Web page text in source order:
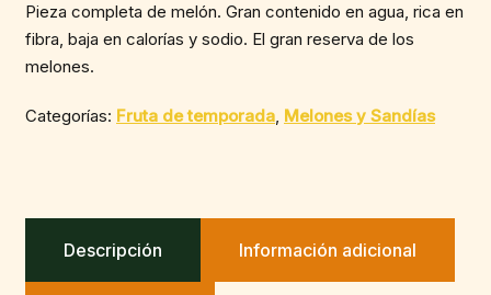
Pieza completa de melón. Gran contenido en agua, rica en
fibra, baja en calorías y sodio. El gran reserva de los
melones.
Categorías: Fruta de temporada, Melones y Sandías
Descripción Información adicional